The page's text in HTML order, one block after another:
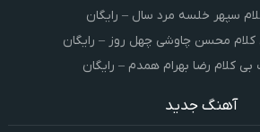
سپهر خلسه مرد سال – رایگان
کلام محسن چاوشی چهل روز – رایگان
بی کلام رضا بهرام همدم – رایگان
آهنگ جدید